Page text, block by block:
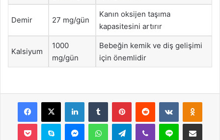
Demir 27 mg/gün
Kanın oksijen taşıma
kapasitesini artırır
Kalsiyum
1000
mg/gün
Bebeğin kemik ve diş gelişimi
için önemlidir
Facebook
X LinkedInTumblr PinterestReddit VKontakte
Pocket Skype MessengerWhatsAppTelegramViber Line E-Posta ile